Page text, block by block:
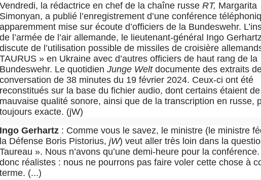
Vendredi, la rédactrice en chef de la chaîne russe RT, Margarita
Simonyan, a publié l’enregistrement d’une conférence
apparemment mise sur écoute d’officiers de la Bundeswehr.
de l’armée de l’air allemande, le lieutenant-général Ingo
discute de l’utilisation possible de missiles de croisière
TAURUS » en Ukraine avec d’autres officiers de haut rang de la
Bundeswehr. Le quotidien Junge Welt documente des extraits
conversation de 38 minutes du 19 février 2024. Ceux-ci ont été
reconstitués sur la base du fichier audio, dont certains étaient de
mauvaise qualité sonore, ainsi que de la transcription en russe,
toujours exacte. (jW)
Ingo Gerhartz : Comme vous le savez, le ministre (le ministre
la Défense Boris Pistorius, jW) veut aller très loin dans la
Taureau ». Nous n’avons qu’une demi-heure pour la
donc réalistes : nous ne pourrons pas faire voler cette chose à
terme. (...)